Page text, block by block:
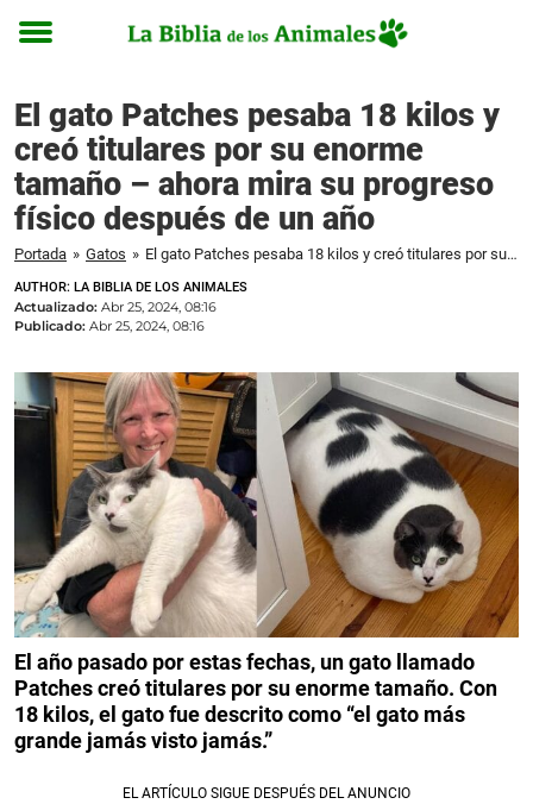
Toggle
El gato Patches pesaba 18 kilos y
creó titulares por su enorme
tamaño – ahora mira su progreso
físico después de un año
Portada » Gatos » El gato Patches pesaba 18 kilos y creó titulares por su enorme tamaño – ahora mira su progreso físico después de un año
AUTHOR: LA BIBLIA DE LOS ANIMALES
Actualizado: Abr 25, 2024, 08:16
Publicado: Abr 25, 2024, 08:16
El año pasado por estas fechas, un gato llamado
Patches creó titulares por su enorme tamaño. Con
18 kilos, el gato fue descrito como “el gato más
grande jamás visto jamás.”